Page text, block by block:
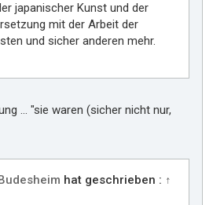
japanischer Kunst und der
mit der Arbeit der
und sicher anderen mehr.
... "sie waren (sicher nicht nur,
hat geschrieben : ↑